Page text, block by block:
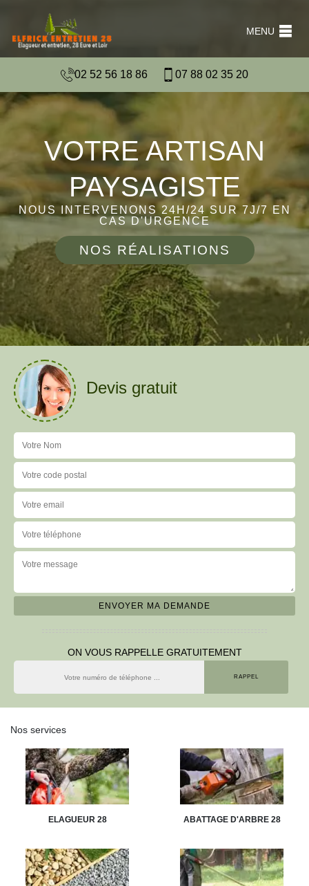
MENU
02 52 56 18 86 07 88 02 35 20
VOTRE ARTISAN
PAYSAGISTE
NOUS INTERVENONS 24H/24 SUR 7J/7 EN
CAS D'URGENCE
NOS RÉALISATIONS
Devis gratuit
ON VOUS RAPPELLE GRATUITEMENT
Nos services
ELAGUEUR 28 ABATTAGE D'ARBRE 28